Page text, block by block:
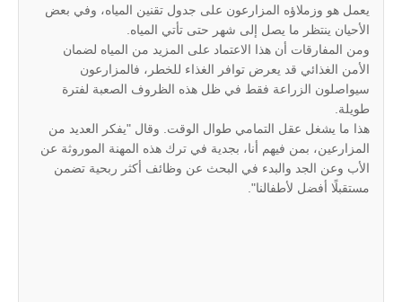
يعمل هو وزملاؤه المزارعون على جدول تقنين المياه، وفي بعض
الأحيان ينتظر ما يصل إلى شهر حتى تأتي المياه.
ومن المفارقات أن هذا الاعتماد على المزيد من المياه لضمان
الأمن الغذائي قد يعرض توافر الغذاء للخطر، فالمزارعون
سيواصلون الزراعة فقط في ظل هذه الظروف الصعبة لفترة
طويلة.
هذا ما يشغل عقل التمامي طوال الوقت. وقال "يفكر العديد من
المزارعين، بمن فيهم أنا، بجدية في ترك هذه المهنة الموروثة عن
الأب وعن الجد والبدء في البحث عن وظائف أكثر ربحية تضمن
مستقبلًا أفضل لأطفالنا".